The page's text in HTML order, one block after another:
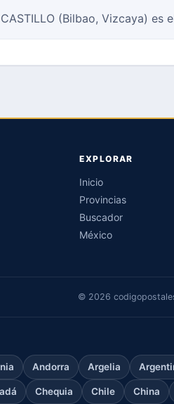
(Bilbao, Vizcaya) es
EXPLORAR
Inicio
Provincias
Buscador
México
© 2026
Andorra Argelia
Chequia Chile China